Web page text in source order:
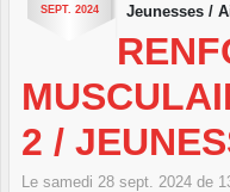
SEPT. 2024
Jeunesses /
2 /
Le samedi 28 sept. 2024 de